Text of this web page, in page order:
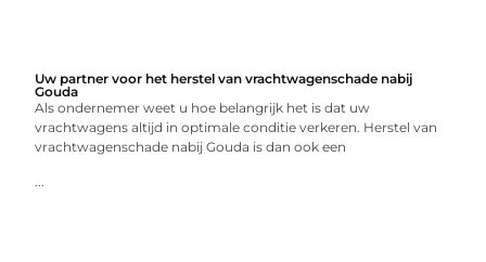
Uw partner voor het herstel van vrachtwagenschade nabij
Gouda
Als ondernemer weet u hoe belangrijk het is dat uw
vrachtwagens altijd in optimale conditie verkeren. Herstel van
vrachtwagenschade nabij Gouda is dan ook een
...